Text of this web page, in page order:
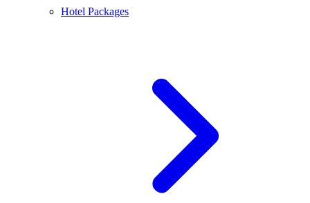
Hotel Packages